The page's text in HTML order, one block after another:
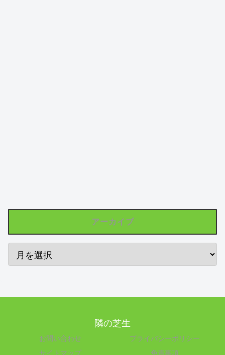
アーカイブ
隣の芝生
お問い合わせ
プライバシーポリシー
サイトマップ
免責事項